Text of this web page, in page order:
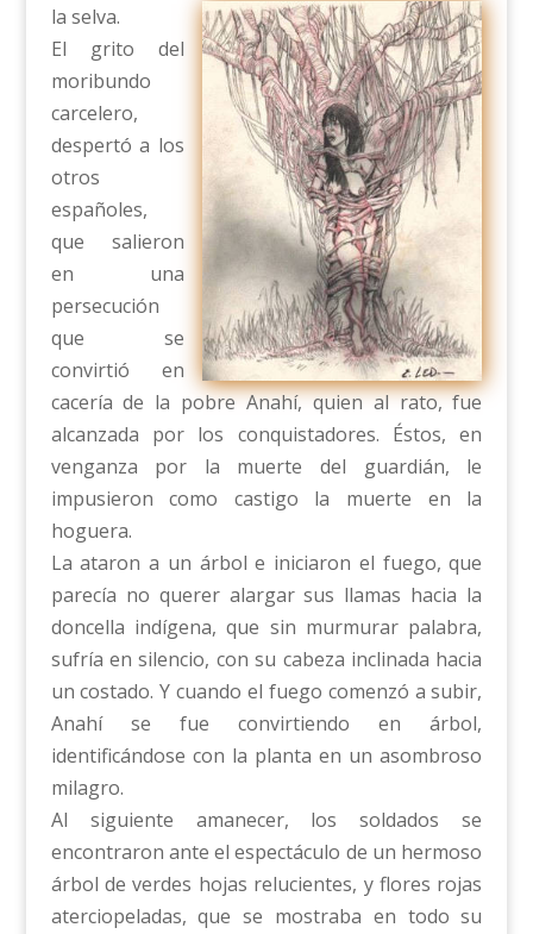
la selva.
El grito del
moribundo
carcelero,
despertó a los
otros
españoles,
que salieron
en una
persecución
que se
convirtió en
cacería de la pobre Anahí, quien al rato, fue
alcanzada por los conquistadores. Éstos, en
venganza por la muerte del guardián, le
impusieron como castigo la muerte en la
hoguera.
La ataron a un árbol e iniciaron el fuego, que
parecía no querer alargar sus llamas hacia la
doncella indígena, que sin murmurar palabra,
sufría en silencio, con su cabeza inclinada hacia
un costado. Y cuando el fuego comenzó a subir,
Anahí se fue convirtiendo en árbol,
identificándose con la planta en un asombroso
milagro.
Al siguiente amanecer, los soldados se
encontraron ante el espectáculo de un hermoso
árbol de verdes hojas relucientes, y flores rojas
aterciopeladas, que se mostraba en todo su